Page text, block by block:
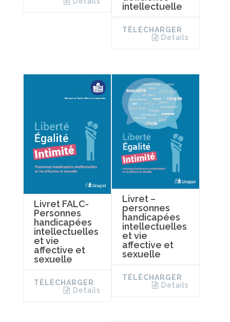
intellectuelle
TÉLÉCHARGER
Details
Livret FALC-
Personnes
handicapées
intellectuelles
et vie
affective et
sexuelle
TÉLÉCHARGER
Details
Livret –
personnes
handicapées
intellectuelles
et vie
affective et
sexuelle
TÉLÉCHARGER
Details